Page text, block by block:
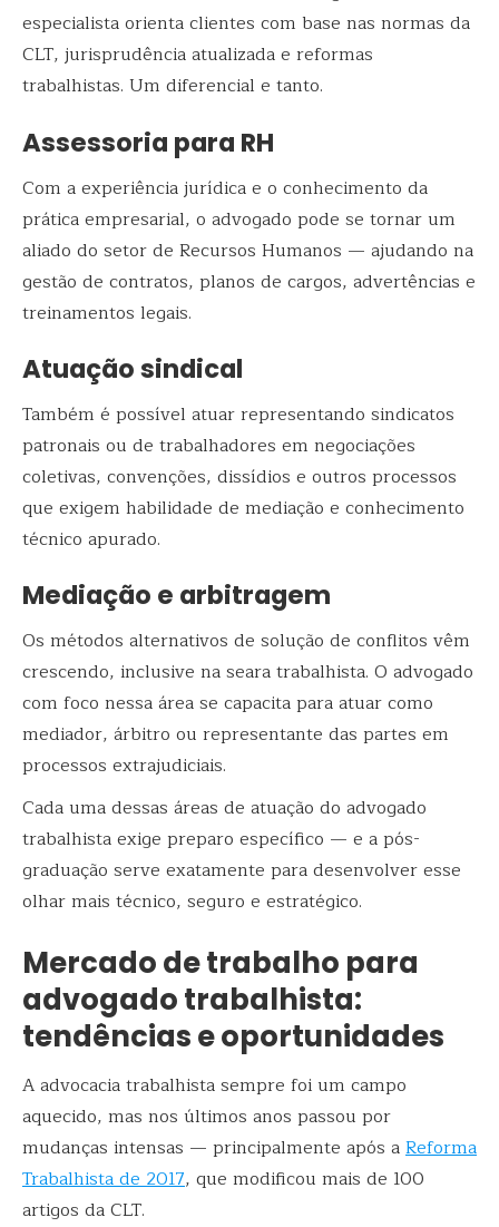
especialista orienta clientes com base nas normas da
CLT, jurisprudência atualizada e reformas
trabalhistas. Um diferencial e tanto.
Assessoria para RH
Com a experiência jurídica e o conhecimento da
prática empresarial, o advogado pode se tornar um
aliado do setor de Recursos Humanos — ajudando na
gestão de contratos, planos de cargos, advertências e
treinamentos legais.
Atuação sindical
Também é possível atuar representando sindicatos
patronais ou de trabalhadores em negociações
coletivas, convenções, dissídios e outros processos
que exigem habilidade de mediação e conhecimento
técnico apurado.
Mediação e arbitragem
Os métodos alternativos de solução de conflitos vêm
crescendo, inclusive na seara trabalhista. O advogado
com foco nessa área se capacita para atuar como
mediador, árbitro ou representante das partes em
processos extrajudiciais.
Cada uma dessas áreas de atuação do advogado
trabalhista exige preparo específico — e a pós-
graduação serve exatamente para desenvolver esse
olhar mais técnico, seguro e estratégico.
Mercado de trabalho para
advogado trabalhista:
tendências e oportunidades
A advocacia trabalhista sempre foi um campo
aquecido, mas nos últimos anos passou por
mudanças intensas — principalmente após aReforma
Trabalhista de 2017, que modificou mais de 100
artigos da CLT.